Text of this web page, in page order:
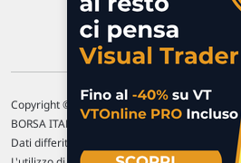
Copyright © 1996-2026 Traderlink Italia s.r.l.
BORSA ITALIANA Quotazioni di borsa
Dati differiti di 15 min. (fonte Intrinio) /